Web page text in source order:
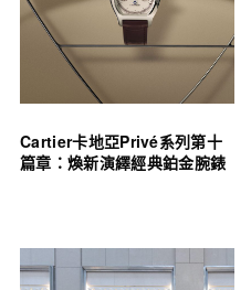
Cartier卡地亞Privé系列第十
篇章：煥新演繹經典鉑金腕錶